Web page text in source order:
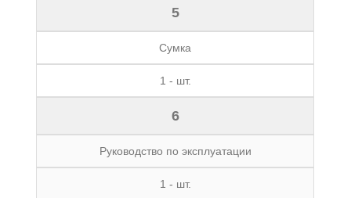
5
Сумка
1 - шт.
6
Руководство по эксплуатации
1 - шт.